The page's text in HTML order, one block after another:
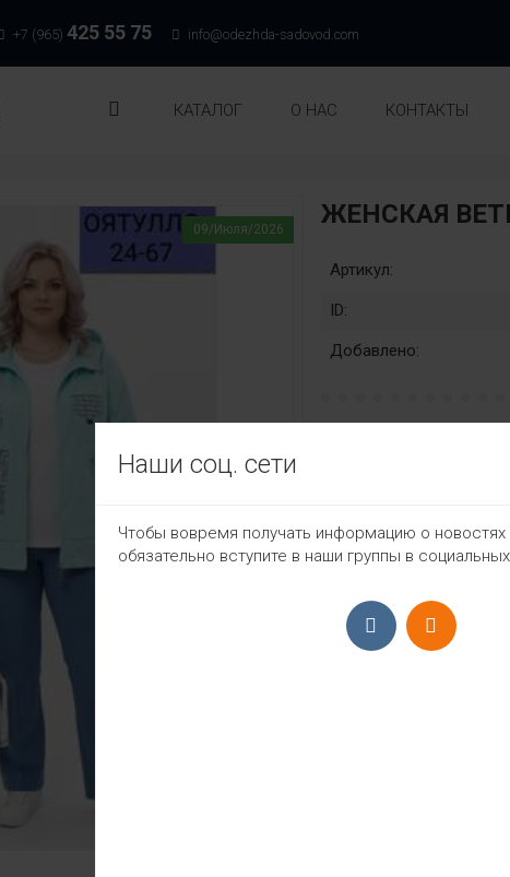
+7 (965) 425 55 75 info@odezhda-sadovod.com
КАТАЛОГ О НАС КОНТАКТЫ
09/Июля/2026 ЖЕНСКАЯ
Артикул:
ID:
Добавлено:
1197₽
ПРИЁМ ЗАКАЗОВ С
Наши соц. сети
Чтобы вовремя получать информацию о новостях
обязательно вступите в наши группы в